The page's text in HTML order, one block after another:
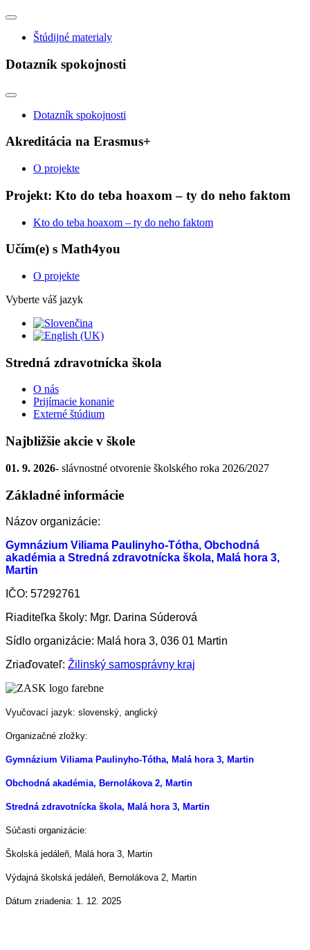
Štúdijné materialy
Dotazník spokojnosti
Dotazník spokojnosti
Akreditácia na Erasmus+
O projekte
Projekt: Kto do teba hoaxom – ty do neho faktom
Kto do teba hoaxom – ty do neho faktom
Učím(e) s Math4you
O projekte
Vyberte váš jazyk
Stredná zdravotnícka škola
O nás
Prijímacie konanie
Externé štúdium
Najbližšie akcie v škole
01. 9. 2026- slávnostné otvorenie školského roka 2026/2027
Základné informácie
Názov organizácie:
Gymnázium Viliama Paulinyho-Tótha, Obchodná
akadémia a Stredná zdravotnícka škola, Malá hora 3,
Martin
IČO: 57292761
Riaditeľka školy: Mgr. Darina Súderová
Sídlo organizácie: Malá hora 3, 036 01 Martin
Zriaďovateľ: Žilinský samosprávny kraj
Vyučovací jazyk: slovenský, anglický
Organizačné zložky:
Gymnázium Viliama Paulinyho-Tótha, Malá hora 3, Martin
Obchodná akadémia, Bernolákova 2, Martin
Stredná zdravotnícka škola, Malá hora 3, Martin
Súčasti organizácie:
Školská jedáleň, Malá hora 3, Martin
Výdajná školská jedáleň, Bernolákova 2, Martin
Dátum zriadenia: 1. 12. 2025